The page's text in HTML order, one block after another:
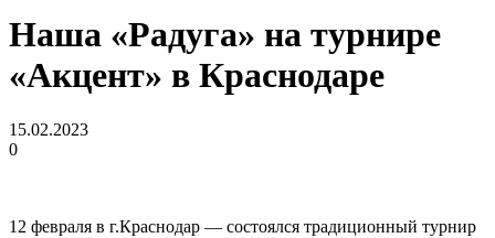
Наша «Радуга» на турнире
«Акцент» в Краснодаре
15.02.2023
0
12 февраля в г.Краснодар — состоялся традиционный турнир